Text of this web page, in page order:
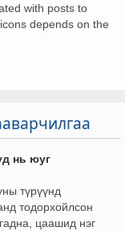
with posts to
depends on the
нь юуг
түрүүнд
тодорхойлсон
цаашид нэг